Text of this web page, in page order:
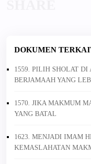
DOKUMEN
1559. PILIH SHOLAT DI
BERJAMAAH YANG
1570. JIKA MAKMUM
YANG BATAL
1623. MENJADI IMAM
KEMASLAHATAN